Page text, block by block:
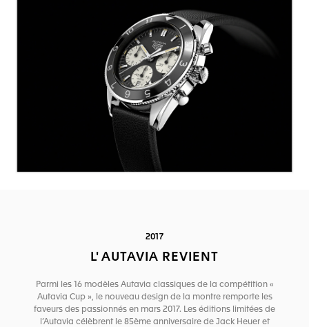
2017
L' AUTAVIA REVIENT
Parmi les 16 modèles Autavia classiques de la compétition «
Autavia Cup », le nouveau design de la montre remporte les
faveurs des passionnés en mars 2017. Les éditions limitées de
l’Autavia célèbrent le 85ème anniversaire de Jack Heuer et